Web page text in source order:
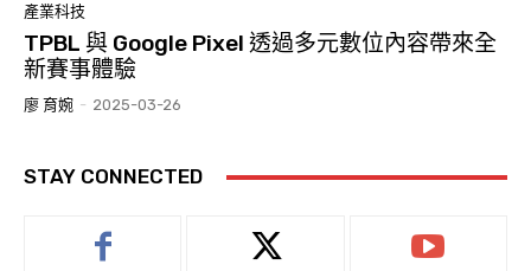
產業科技
TPBL 與 Google Pixel 透過多元數位內容帶來全
新賽事體驗
廖 育婉 - 2025-03-26
STAY CONNECTED